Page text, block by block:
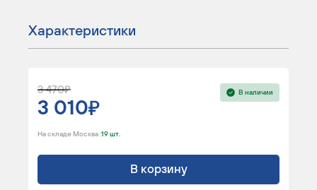
Характеристики
3 470
3 010
В наличии
На складе Москва :19 шт.
В корзину